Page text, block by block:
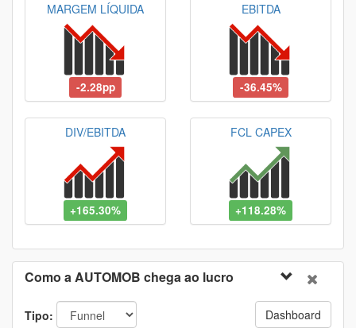
MARGEM LÍQUIDA
-2.28pp
EBITDA
-36.45%
DIV/EBITDA
+165.30%
FCL CAPEX
+118.28%
Como a AUTOMOB chega ao lucro
Tipo: Dashboard